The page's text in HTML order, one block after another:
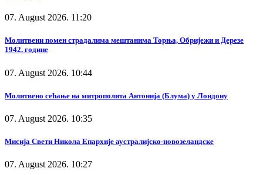
07. August 2026. 11:20
Молитвени помен страдалима мештанима Торња, Обријежи и Дерезе
1942. године
07. August 2026. 10:44
Молитвено сећање на митрополита Антонија (Блума) у Лондону
07. August 2026. 10:35
Мисија Свети Никола Епархије аустралијско-новозеландске
07. August 2026. 10:27